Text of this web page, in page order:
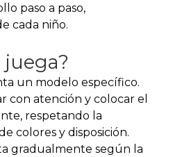
paso a paso,
cada niño.
juega?
un modelo específico.
con atención y colocar el
respetando la
colores y disposición.
gradualmente según la